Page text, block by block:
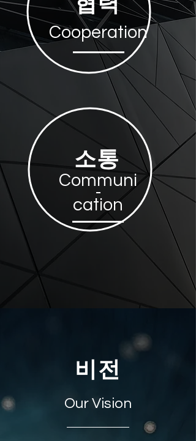
Cooperation
소통
Communi
-
cation
비전
Our Vision